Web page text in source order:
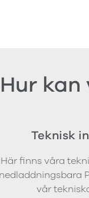
Hur
Teknisk
Här finns våra
vår